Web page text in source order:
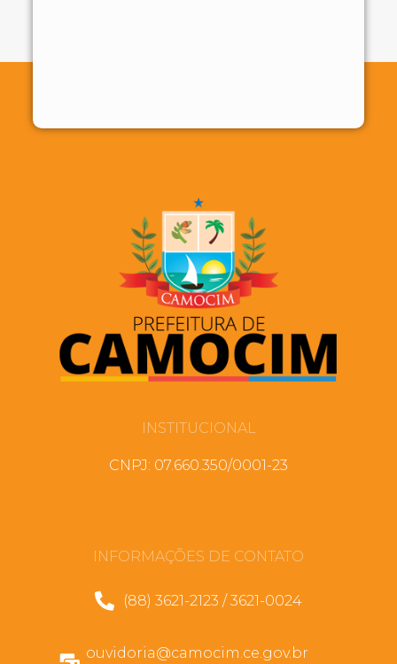
INSTITUCIONAL
CNPJ: 07.660.350/0001-23
INFORMAÇÕES DE CONTATO
(88) 3621-2123 / 3621-0024
ouvidoria@camocim.ce.gov.br